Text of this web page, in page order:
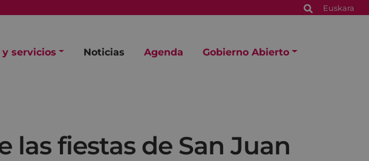
Euskara
servicios Noticias Agenda Gobierno Abierto
las fiestas de San Juan